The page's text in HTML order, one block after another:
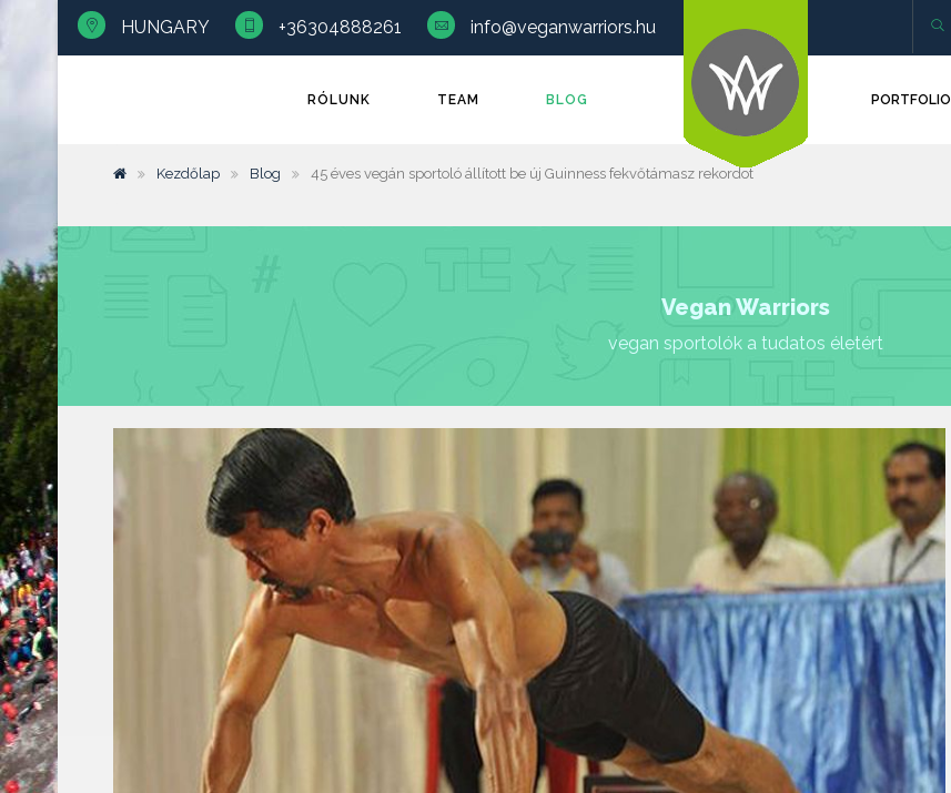
HUNGARY +36304888261 info@veganwarriors.hu
RÓLUNK TEAM BLOG PORTFOLIO
Kezdőlap Blog 45 éves vegán sportoló állított be új Guinness fekvőtámasz rekordot
Vegan Warriors
vegan sportolók a tudatos életért